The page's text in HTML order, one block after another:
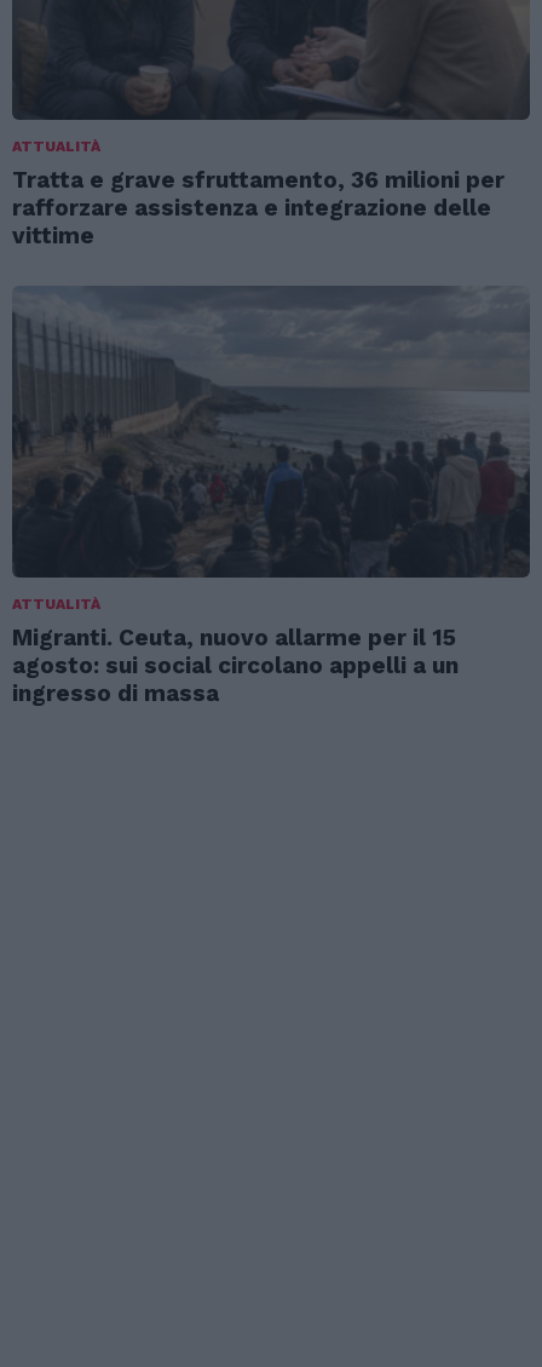
ATTUALITÀ
Tratta e grave sfruttamento, 36 milioni per
rafforzare assistenza e integrazione delle
vittime
ATTUALITÀ
Migranti. Ceuta, nuovo allarme per il 15
agosto: sui social circolano appelli a un
ingresso di massa